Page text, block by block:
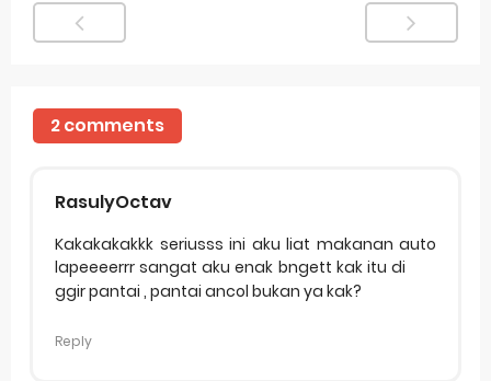
2 comments
RasulyOctav
Kakakakakkk seriusss ini aku liat makanan auto
lapeeeerrr sangat aku enak bngett kak itu di
ggir pantai , pantai ancol bukan ya kak?
Reply